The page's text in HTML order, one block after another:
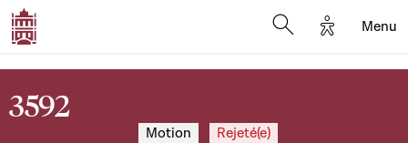
Options
Menu
3592
Motion Rejeté(e)